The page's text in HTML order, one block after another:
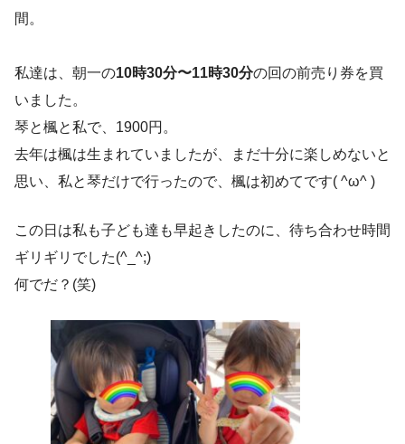
間。
私達は、朝一の10時30分〜11時30分の回の前売り券を買
いました。
琴と楓と私で、1900円。
去年は楓は生まれていましたが、まだ十分に楽しめないと
思い、私と琴だけで行ったので、楓は初めてです( ^ω^ )
この日は私も子ども達も早起きしたのに、待ち合わせ時間
ギリギリでした(^_^;)
何でだ？(笑)